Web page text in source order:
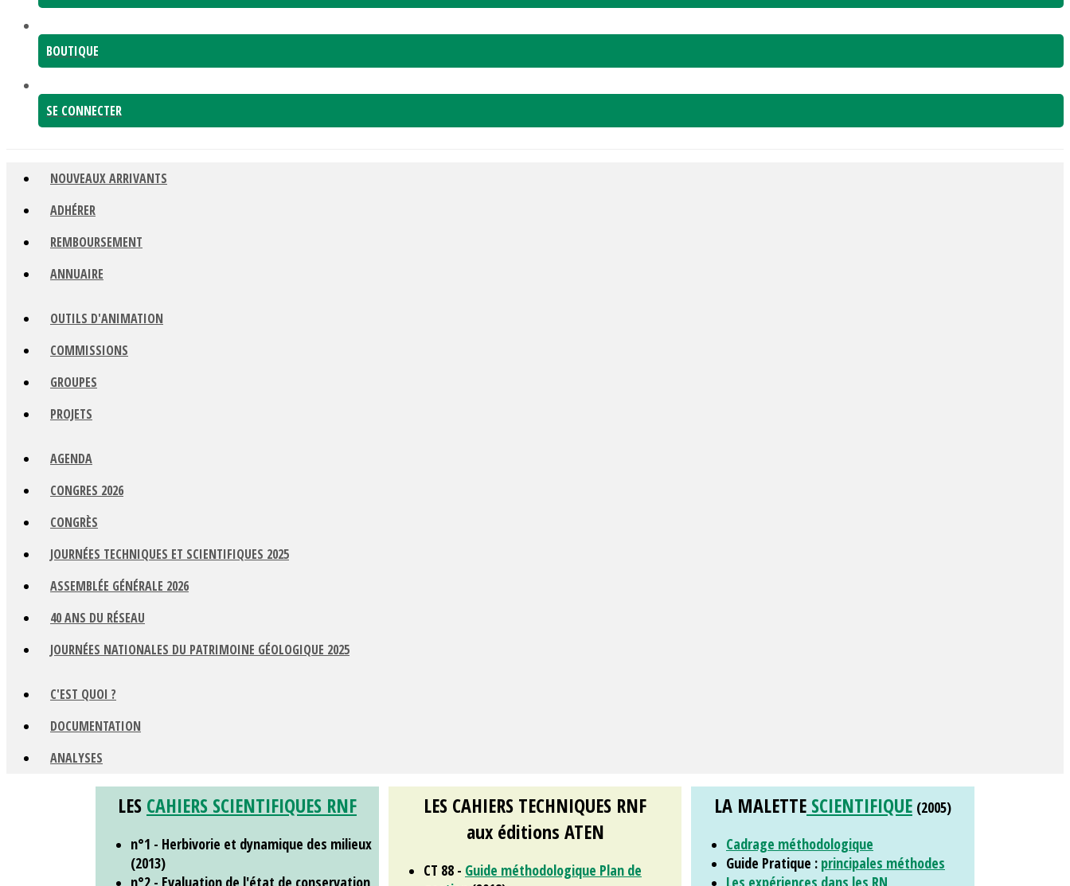
BOUTIQUE
SE CONNECTER
NOUVEAUX ARRIVANTS
ADHÉRER
REMBOURSEMENT
ANNUAIRE
OUTILS D'ANIMATION
COMMISSIONS
GROUPES
PROJETS
AGENDA
CONGRES 2026
CONGRÈS
JOURNÉES TECHNIQUES ET SCIENTIFIQUES 2025
ASSEMBLÉE GÉNÉRALE 2026
40 ANS DU RÉSEAU
JOURNÉES NATIONALES DU PATRIMOINE GÉOLOGIQUE 2025
C'EST QUOI ?
DOCUMENTATION
ANALYSES
LES CAHIERS SCIENTIFIQUES RNF
n°1 - Herbivorie et dynamique des milieux
(2013)
n°2 - Evaluation de l'état de conservation
LES CAHIERS TECHNIQUES RNF
aux éditions ATEN
CT 88 - Guide méthodologique Plan de
LA MALETTE SCIENTIFIQUE (2005)
Cadrage méthodologique
Guide Pratique : principales méthodes
Les expériences dans les RN